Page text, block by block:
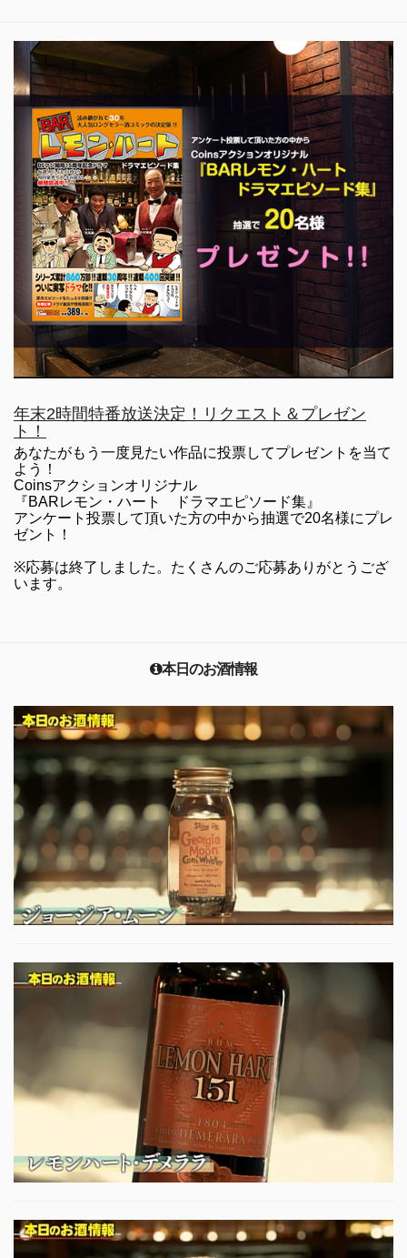
年末2時間特番放送決定！リクエスト＆プレゼン
ト！
あなたがもう一度見たい作品に投票してプレゼントを当て
よう！
Coinsアクションオリジナル
『BARレモン・ハート ドラマエピソード集』
アンケート投票して頂いた方の中から抽選で20名様にプレ
ゼント！
※応募は終了しました。たくさんのご応募ありがとうござ
います。
本日のお酒情報